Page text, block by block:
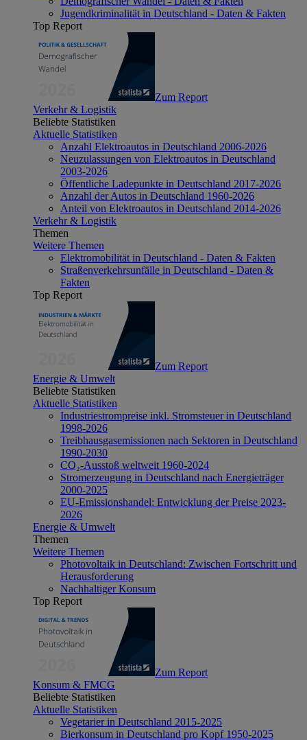
Jugendkriminalität in Deutschland - Daten & Fakten
Top Report
Zum Report
Verkehr & Logistik
Beliebte Statistiken
Aktuelle Statistiken
Anzahl Elektroautos in Deutschland 2006-2026
Neuzulassungen von Elektroautos in Deutschland
2003-2026
Öffentliche Ladepunkte in Deutschland 2017-2026
Anzahl der Autos in Deutschland 1960-2026
Anteil von Elektroautos in Deutschland 2014-2026
Verkehr & Logistik
Themen
Weitere Themen
Elektromobilität in Deutschland - Daten & Fakten
Straßenverkehrsunfälle in Deutschland - Daten &
Fakten
Top Report
Zum Report
Energie & Umwelt
Beliebte Statistiken
Aktuelle Statistiken
Industriestrompreise inkl. Stromsteuer in Deutschland
1998-2026
Treibhausgasemissionen nach Sektoren in Deutschland
1990-2030
CO₂-Ausstoß weltweit 1960-2024
Stromerzeugung in Deutschland nach Energieträger
2000-2025
EU-Emissionshandel: Entwicklung der Preise 2023-
2026
Energie & Umwelt
Themen
Weitere Themen
Photovoltaik in Deutschland: Zwischen Fortschritt und
Herausforderung
Nachhaltiger Konsum
Top Report
Zum Report
Konsum & FMCG
Beliebte Statistiken
Aktuelle Statistiken
Vegetarier in Deutschland 2015-2025
Bierkonsum in Deutschland pro Kopf 1950-2025